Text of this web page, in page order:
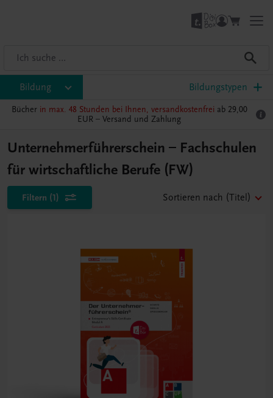
Bildung Bildungstypen
Bücher in max. 48 Stunden bei Ihnen, versandkostenfrei ab 29,00
EUR – Versand und Zahlung
Unternehmerführerschein – Fachschulen
für wirtschaftliche Berufe (FW)
Filtern (1) Sortieren nach (Titel)